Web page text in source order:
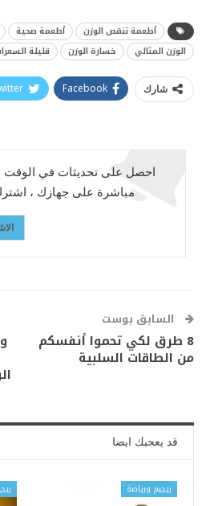
أطعمة تنقص الوزن أطعمة صحية
الوزن المثالي
خسارة الوزن قليلة
شارك Facebook
احصل على تحديثات في الوقت
مباشرة على جهازك ،
السابق بوست
8 طرق لكي تحموا أنفسكم
من الطاقات السلبية
قد يعجبك ايضا
ريجيم ورياضة